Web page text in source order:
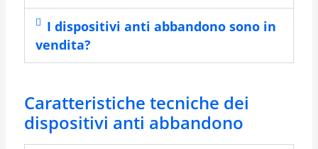
I dispositivi anti abbandono sono in
vendita?
Caratteristiche tecniche dei
dispositivi anti abbandono